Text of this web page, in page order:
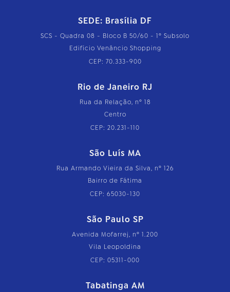
SEDE: Brasília DF
SCS - Quadra 08 - Bloco B 50/60 - 1º Subsolo
Edifício Venâncio Shopping
CEP: 70.333-900
Rio de Janeiro RJ
Rua da Relação, nº 18
Centro
CEP: 20.231-110
São Luís MA
Rua Armando Vieira da Silva, nº 126
Bairro de Fátima
CEP: 65030-130
São Paulo SP
Avenida Mofarrej, nº 1.200
Vila Leopoldina
CEP: 05311-000
Tabatinga AM